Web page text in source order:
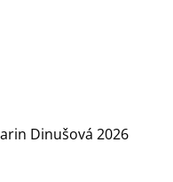
Dinušová 2026